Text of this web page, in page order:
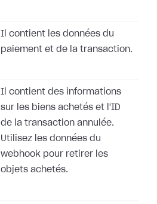
Il contient les données du
paiement et de la transaction.
Il contient des informations
sur les biens achetés et l'ID
de la transaction annulée.
Utilisez les données du
webhook pour retirer les
objets achetés.